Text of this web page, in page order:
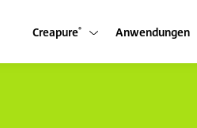
Creapure® Untermenü anzeigen
Anwendungen